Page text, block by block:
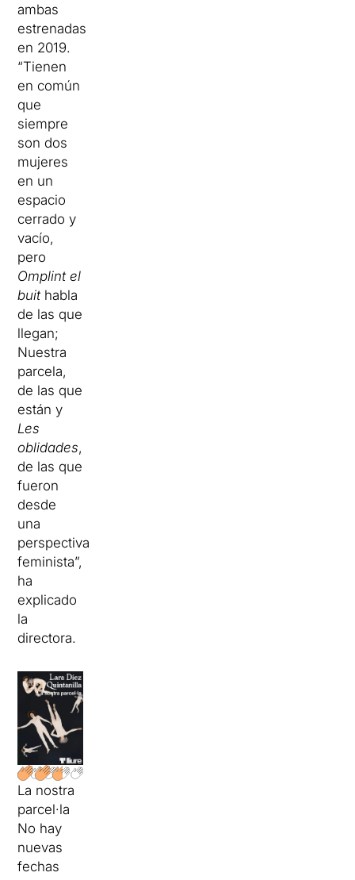
ambas
estrenadas
en 2019.
“Tienen
en común
que
siempre
son dos
mujeres
en un
espacio
cerrado y
vacío,
pero
Omplint el
buithabla
de las que
llegan;
Nuestra
parcela,
de las que
están y
Les
oblidades,
de las que
fueron
desde
una
perspectiva
feminista”,
ha
explicado
la
directora.
La nostra
parcel·la
No hay
nuevas
fechas